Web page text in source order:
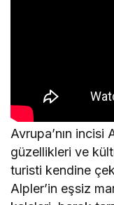
Avrupa’nın
güzellikleri ve
turisti kendine
Alpler’in eşsiz